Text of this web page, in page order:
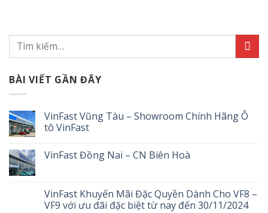
BÀI VIẾT GẦN ĐÂY
VinFast Vũng Tàu – Showroom Chính Hãng Ô
tô VinFast
VinFast Đồng Nai – CN Biên Hoà
VinFast Khuyến Mãi Đặc Quyền Dành Cho VF8 –
VF9 với ưu đãi đặc biệt từ nay đến 30/11/2024